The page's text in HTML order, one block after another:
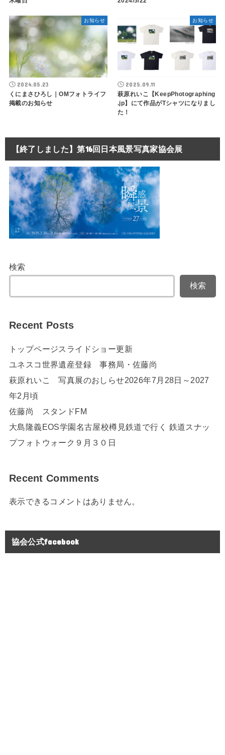
お知らせ
2024.05.23
くにまさひろし｜OMフォトライフ
掲載のお知らせ
お知らせ
2025.09.11
萩原れいこ【KeepPhotographing​
.jp】にて作品がTシャツになりまし
た！
【終了しました】第16回日本風景写真家協会展
検索
検索
Recent Posts
トップページスライドショー更新
ユネスコ世界遺産登録 事務局・佐藤尚
萩原れいこ 写真展のおしらせ2026年7月28日～2027
年2月頃
佐藤尚 スタンドFM
大島隆義EOS学園名古屋校樽見鉄道で行く 鉄道スナッ
プフォトウォーク９月３０日
Recent Comments
表示できるコメントはありません。
協会公式facebook